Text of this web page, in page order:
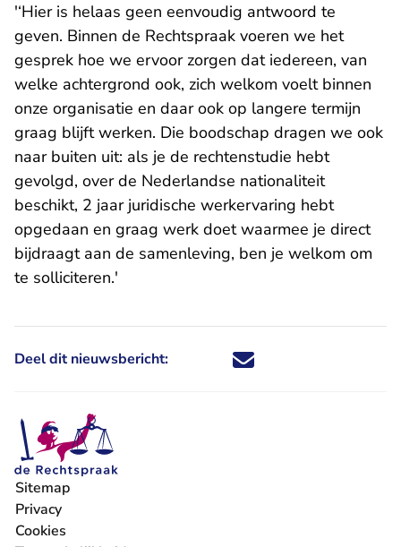
'‘Hier is helaas geen eenvoudig antwoord te
geven. Binnen de Rechtspraak voeren we het
gesprek hoe we ervoor zorgen dat iedereen, van
welke achtergrond ook, zich welkom voelt binnen
onze organisatie en daar ook op langere termijn
graag blijft werken. Die boodschap dragen we ook
naar buiten uit: als je de rechtenstudie hebt
gevolgd, over de Nederlandse nationaliteit
beschikt, 2 jaar juridische werkervaring hebt
opgedaan en graag werk doet waarmee je direct
bijdraagt aan de samenleving, ben je welkom om
te solliciteren.'
Deel dit nieuwsbericht: Deel dit nieuwsbericht via X -
Deel dit nieuwsbericht via
Deel dit nieuwsbericht
Deel dit
Sitemap
Privacy
Cookies